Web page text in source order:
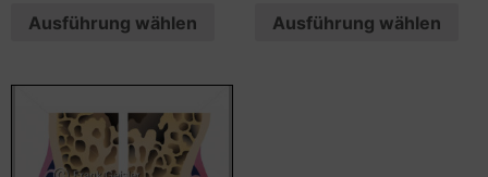
Ausführung wählen Ausführung wählen